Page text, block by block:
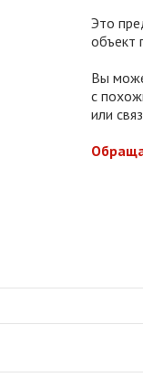
Это
объект
Вы
с
или